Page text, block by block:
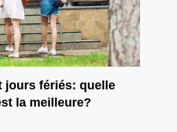
jours fériés: quelle
la meilleure?